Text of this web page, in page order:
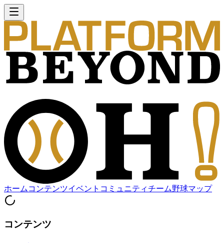
ホーム コンテンツイベント コミュニティチーム野球マップ
コンテンツ